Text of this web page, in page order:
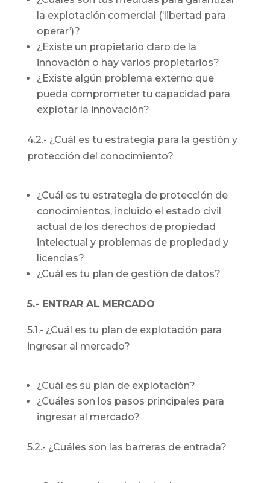
la explotación comercial (‘libertad para
operar’)?
¿Existe un propietario claro de la
innovación o hay varios propietarios?
¿Existe algún problema externo que
pueda comprometer tu capacidad para
explotar la innovación?
4.2.- ¿Cuál es tu estrategia para la gestión y
protección del conocimiento?
¿Cuál es tu estrategia de protección de
conocimientos, incluido el estado civil
actual de los derechos de propiedad
intelectual y problemas de propiedad y
licencias?
¿Cuál es tu plan de gestión de datos?
5.- ENTRAR AL MERCADO
5.1.- ¿Cuál es tu plan de explotación para
ingresar al mercado?
¿Cuál es su plan de explotación?
¿Cuáles son los pasos principales para
ingresar al mercado?
5.2.- ¿Cuáles son las barreras de entrada?